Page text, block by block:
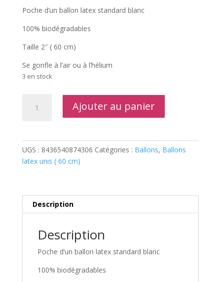
Poche d’un ballon latex standard blanc
100% biodégradables
Taille 2″ ( 60 cm)
Se gonfle à l’air ou à l’hélium
3 en stock
60
Ajouter au panier
UGS : 8436540874306 Catégories : Ballons, Ballons
latex unis ( 60 cm)
Description
Description
Poche d’un ballon latex standard blanc
100% biodégradables